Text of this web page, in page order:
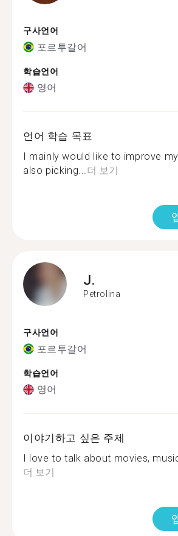
구사언어
포르투갈어
학습언어
영어
언어 학습 목표
I mainly would like to improve
also picking...더 보기
J.
Petrolina
구사언어
포르투갈어
학습언어
영어
이야기하고 싶은 주제
I love to talk about movies,
더 보기